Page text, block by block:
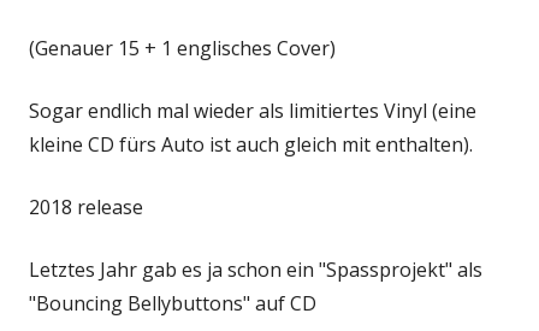
(Genauer 15 + 1 englisches Cover)
Sogar endlich mal wieder als limitiertes Vinyl (eine
kleine CD fürs Auto ist auch gleich mit enthalten).
2018 release
Letztes Jahr gab es ja schon ein "Spassprojekt" als
"Bouncing Bellybuttons" auf CD